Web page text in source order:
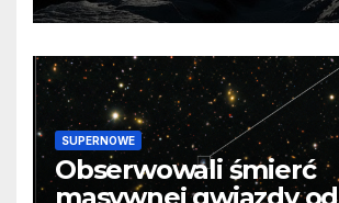
SUPERNOWE
Obserwowali śmierć